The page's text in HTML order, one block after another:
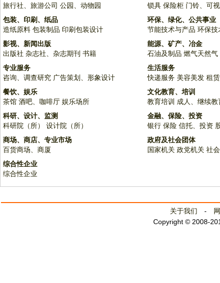
旅行社、旅游公司 公园、动物园
锁具 保险柜 门铃、可
包装、印刷、纸品
造纸原料 包装制品 印刷包装设计
环保、绿化、公共事业
节能技术与产品 环保技
影视、新闻出版
出版社 杂志社、杂志期刊 书籍
能源、矿产、冶金
石油及制品 燃气天然气
专业服务
咨询、调查研究 广告策划、形象设计
生活服务
快递服务 美容美发 租
餐饮、娱乐
茶馆 酒吧、咖啡厅 娱乐场所
文化教育、培训
教育培训 成人、继续教
科研、设计、监测
科研院（所）
设计院（所）
金融、保险、投资
银行 保险 信托、投资
商场、商店、专业市场
百货商场、商厦
政府及社会团体
国家机关 政党机关 社
综合性企业
综合性企业
关于我们 -
Copyright © 2008-